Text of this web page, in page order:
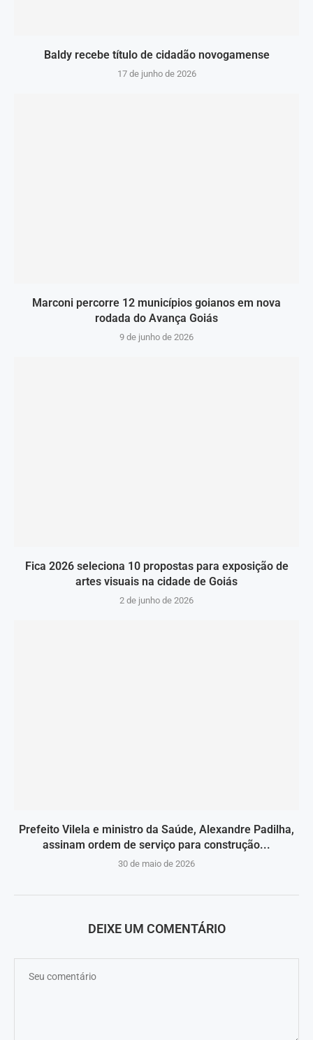
Baldy recebe título de cidadão novogamense
17 de junho de 2026
Marconi percorre 12 municípios goianos em nova
rodada do Avança Goiás
9 de junho de 2026
Fica 2026 seleciona 10 propostas para exposição de
artes visuais na cidade de Goiás
2 de junho de 2026
Prefeito Vilela e ministro da Saúde, Alexandre Padilha,
assinam ordem de serviço para construção...
30 de maio de 2026
DEIXE UM COMENTÁRIO